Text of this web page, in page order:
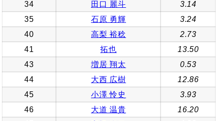
34
田口 麗斗
3.14
35
石原 勇輝
3.24
40
高梨 裕稔
2.73
41
拓也
13.50
43
増居 翔太
0.53
44
大西 広樹
12.86
45
小澤 怜史
3.93
46
大道 温貴
16.20